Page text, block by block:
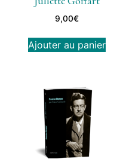
9,00€
Ajouter au panier